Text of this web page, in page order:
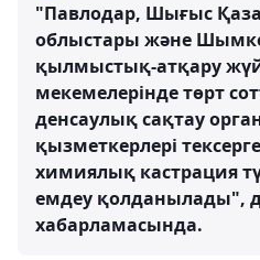
"Павлодар, Шығыс
облыстары және
қылмыстық-атқару
мекемелерінде төрт
денсаулық сақтау
қызметкерлері
химиялық кастрация
емдеу қолданылады",
хабарламасында.